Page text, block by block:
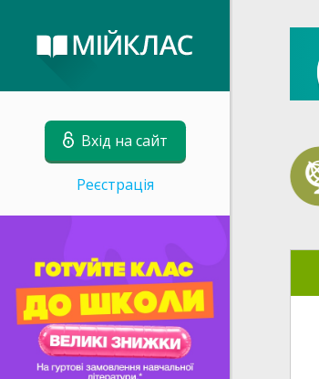
Вхід на сайт
Реєстрація